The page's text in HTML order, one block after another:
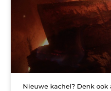
Nieuwe kachel? Denk ook